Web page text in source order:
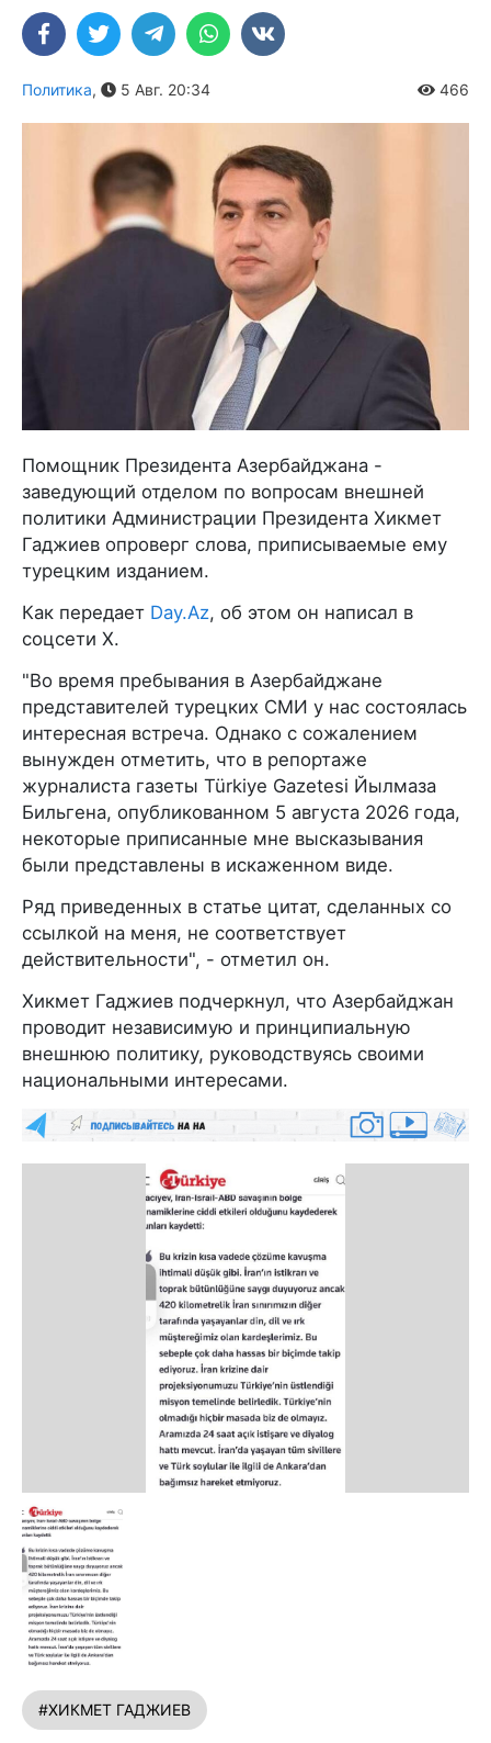
Политика, 5 Авг. 20:34 466
Помощник Президента Азербайджана -
заведующий отделом по вопросам внешней
политики Администрации Президента Хикмет
Гаджиев опроверг слова, приписываемые ему
турецким изданием.
Как передает Day.Az, об этом он написал в
соцсети Х.
"Во время пребывания в Азербайджане
представителей турецких СМИ у нас состоялась
интересная встреча. Однако c сожалением
вынужден отметить, что в репортаже
журналиста газеты Türkiye Gazetesi Йылмаза
Бильгена, опубликованном 5 августа 2026 года,
некоторые приписанные мне высказывания
были представлены в искаженном виде.
Ряд приведенных в статье цитат, сделанных со
ссылкой на меня, не соответствует
действительности", - отметил он.
Хикмет Гаджиев подчеркнул, что Азербайджан
проводит независимую и принципиальную
внешнюю политику, руководствуясь своими
национальными интересами.
#ХИКМЕТ ГАДЖИЕВ